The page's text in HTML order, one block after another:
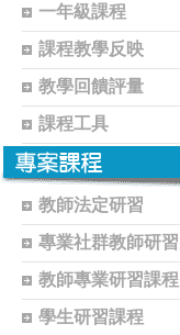
一年級課程
課程教學反映
教學回饋評量
課程工具
教師法定研習
專業社群教師研習
教師專業研習課程
學生研習課程